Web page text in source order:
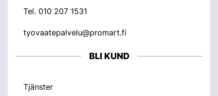
Tel. 010 207 1531
tyovaatepalvelu@promart.fi
BLI KUND
Tjänster